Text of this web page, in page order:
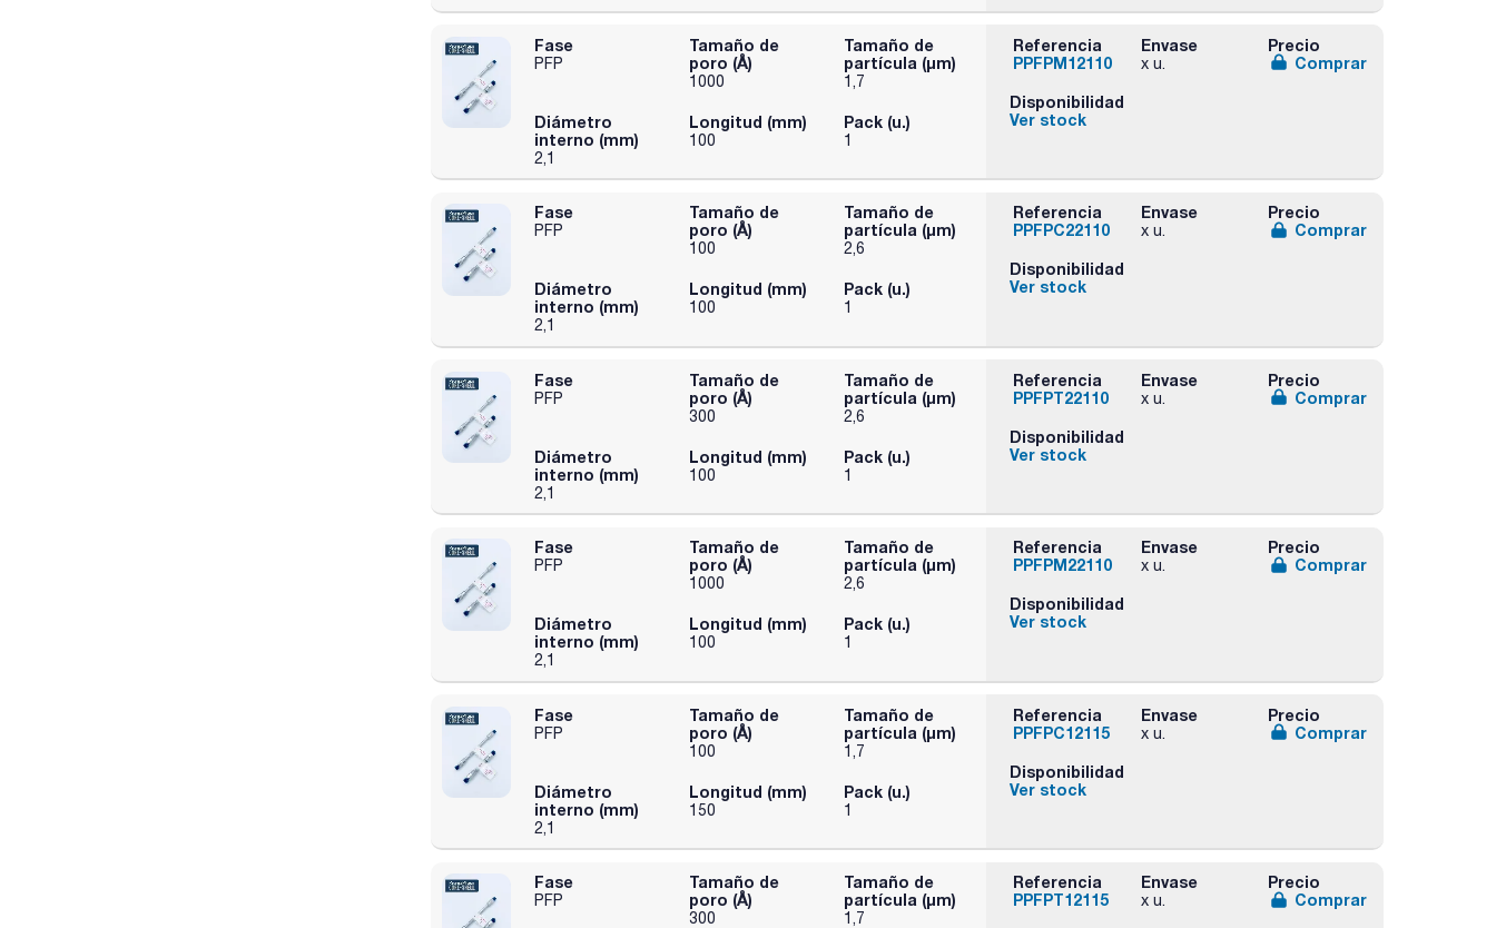
Fase
PFP
Tamaño de
poro (Å)
1000
Tamaño de
partícula (μm)
1,7
Diámetro
interno (mm)
2,1
Longitud (mm)
100
Pack (u.)
1
Referencia
PPFPM12110
Envase
x u.
Precio
Comprar
Disponibilidad
Ver stock
Fase
PFP
Tamaño de
poro (Å)
100
Tamaño de
partícula (μm)
2,6
Diámetro
interno (mm)
2,1
Longitud (mm)
100
Pack (u.)
1
Referencia
PPFPC22110
Envase
x u.
Precio
Comprar
Disponibilidad
Ver stock
Fase
PFP
Tamaño de
poro (Å)
300
Tamaño de
partícula (μm)
2,6
Diámetro
interno (mm)
2,1
Longitud (mm)
100
Pack (u.)
1
Referencia
PPFPT22110
Envase
x u.
Precio
Comprar
Disponibilidad
Ver stock
Fase
PFP
Tamaño de
poro (Å)
1000
Tamaño de
partícula (μm)
2,6
Diámetro
interno (mm)
2,1
Longitud (mm)
100
Pack (u.)
1
Referencia
PPFPM22110
Envase
x u.
Precio
Comprar
Disponibilidad
Ver stock
Fase
PFP
Tamaño de
poro (Å)
100
Tamaño de
partícula (μm)
1,7
Diámetro
interno (mm)
2,1
Longitud (mm)
150
Pack (u.)
1
Referencia
PPFPC12115
Envase
x u.
Precio
Comprar
Disponibilidad
Ver stock
Fase
PFP
Tamaño de
poro (Å)
300
Tamaño de
partícula (μm)
1,7
Referencia
PPFPT12115
Envase
x u.
Precio
Comprar